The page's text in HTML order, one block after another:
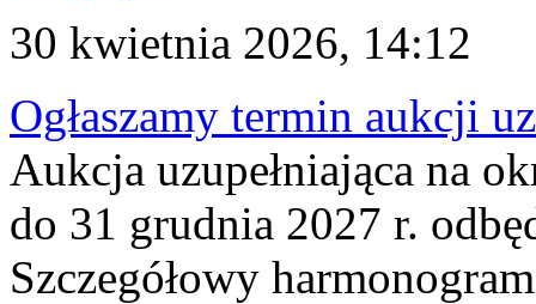
30 kwietnia 2026, 14:12
Ogłaszamy termin aukcji
Aukcja uzupełniająca na
do 31 grudnia 2027 r.
Szczegółowy